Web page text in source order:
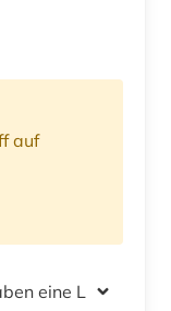
auf
eine Lizenz